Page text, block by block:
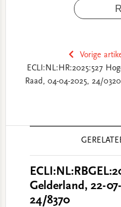
Vorige
ECLI:NL:HR:2025:527
Raad, 04-04-2025, 24/
Gelderland, 22-
24/8370